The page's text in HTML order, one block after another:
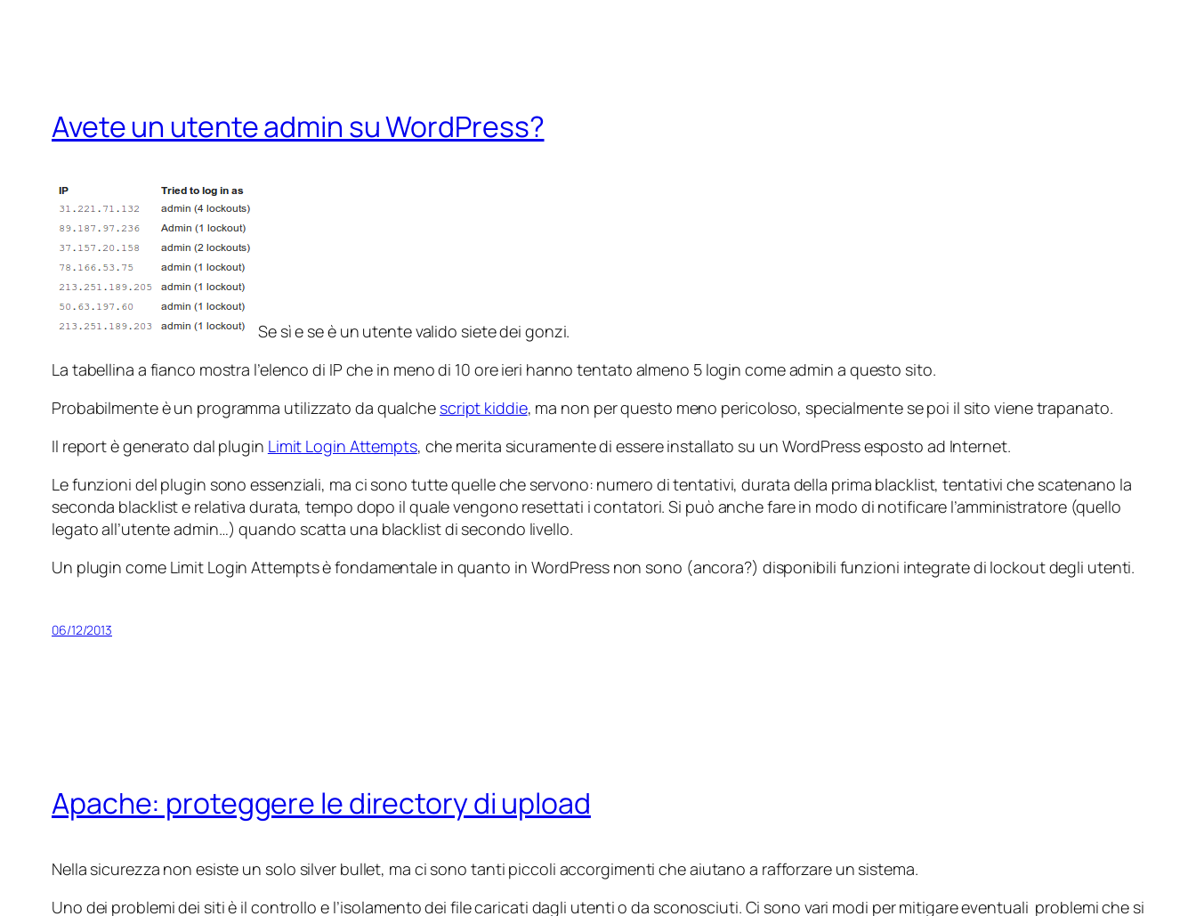
Avete un utente admin su WordPress?
Se sì e se è un utente valido siete dei gonzi.
La tabellina a fianco mostra l’elenco di IP che in meno di 10 ore ieri hanno tentato almeno 5 login comeadmin a questo sito.
Probabilmente è un programma utilizzato da qualche script kiddie, ma non per questo meno pericoloso, specialmente se poi il sito viene trapanato.
Il report è generato dal plugin Limit Login Attempts, che merita sicuramente di essere installato su un WordPress esposto ad Internet.
Le funzioni del plugin sono essenziali, ma ci sono tutte quelle che servono: numero di tentativi, durata della prima blacklist, tentativi che scatenano la
seconda blacklist e relativa durata, tempo dopo il quale vengono resettati i contatori. Si può anche fare in modo di notificare l’amministratore (quello
legato all’utenteadmin…) quando scatta una blacklist di secondo livello.
Un plugin come Limit Login Attempts è fondamentale in quanto in WordPress non sono (ancora?) disponibili funzioni integrate di lockoutdegli utenti.
06/12/2013
Apache: proteggere le directory di upload
Nella sicurezza non esiste un solo silver bullet, ma ci sono tanti piccoli accorgimenti che aiutano a rafforzare un sistema.
Uno dei problemi dei siti è il controllo e l’isolamento dei file caricati dagli utenti o da sconosciuti. Ci sono vari modi per mitigare eventuali problemi che si